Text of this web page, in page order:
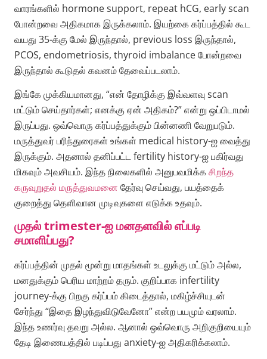
வாரங்களில் hormone support, repeat hCG, early scan
போன்றவை அதிகமாக இருக்கலாம். இயற்கை கர்ப்பத்தில் கூட
வயது 35-க்கு மேல் இருந்தால், previous loss இருந்தால்,
PCOS, endometriosis, thyroid imbalance போன்றவை
இருந்தால் கூடுதல் கவனம் தேவைப்படலாம்.
இங்கே முக்கியமானது, “என் தோழிக்கு இவ்வளவு scan
மட்டும் செய்தார்கள்; எனக்கு ஏன் அதிகம்?” என்று ஒப்பிடாமல்
இருப்பது. ஒவ்வொரு கர்ப்பத்துக்கும் பின்னணி வேறுபடும்.
மருத்துவர் பரிந்துரைகள் உங்கள் medical history-ஐ வைத்து
இருக்கும். அதனால் தனிப்பட்ட fertility history-ஐ பகிர்வது
மிகவும் அவசியம். இந்த நிலைகளில் அனுபவமிக்கசிறந்த
கருவுறுதல் மருத்துவமனை தேர்வு செய்வது, பயத்தைக்
குறைத்து தெளிவான முடிவுகளை எடுக்க உதவும்.
முதல் trimester-ஐ மனதளவில் எப்படி
சமாளிப்பது?
கர்ப்பத்தின் முதல் மூன்று மாதங்கள் உடலுக்கு மட்டும் அல்ல,
மனதுக்கும் பெரிய மாற்றம் தரும். குறிப்பாக infertility
journey-க்கு பிறகு கர்ப்பம் கிடைத்தால், மகிழ்ச்சியுடன்
சேர்ந்து “இதை இழந்துவிடுவேனோ” என்ற பயமும் வரலாம்.
இந்த உணர்வு தவறு அல்ல. ஆனால் ஒவ்வொரு அறிகுறியையும்
தேடி இணையத்தில் படிப்பது anxiety-ஐ அதிகரிக்கலாம்.